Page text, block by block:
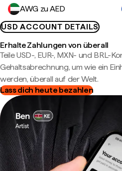
AWG zu AED
USD ACCOUNT DETAILS
Erhalte Zahlungen von überall
Teile USD-, EUR-, MXN- und BRL-
Gehaltsabrechnung, um wie ein
werden, überall auf der Welt.
Lass dich heute bezahlen